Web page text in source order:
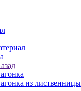
из лиственницы